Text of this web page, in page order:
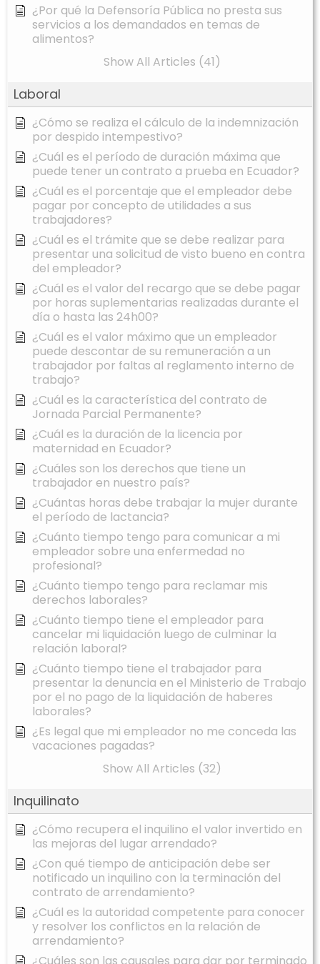
¿Por qué la Defensoría Pública no presta sus
servicios a los demandados en temas de
alimentos?
Show All Articles (41)
Laboral
¿Cómo se realiza el cálculo de la indemnización
por despido intempestivo?
¿Cuál es el período de duración máxima que
puede tener un contrato a prueba en Ecuador?
¿Cuál es el porcentaje que el empleador debe
pagar por concepto de utilidades a sus
trabajadores?
¿Cuál es el trámite que se debe realizar para
presentar una solicitud de visto bueno en contra
del empleador?
¿Cuál es el valor del recargo que se debe pagar
por horas suplementarias realizadas durante el
día o hasta las 24h00?
¿Cuál es el valor máximo que un empleador
puede descontar de su remuneración a un
trabajador por faltas al reglamento interno de
trabajo?
¿Cuál es la característica del contrato de
Jornada Parcial Permanente?
¿Cuál es la duración de la licencia por
maternidad en Ecuador?
¿Cuáles son los derechos que tiene un
trabajador en nuestro país?
¿Cuántas horas debe trabajar la mujer durante
el período de lactancia?
¿Cuánto tiempo tengo para comunicar a mi
empleador sobre una enfermedad no
profesional?
¿Cuánto tiempo tengo para reclamar mis
derechos laborales?
¿Cuánto tiempo tiene el empleador para
cancelar mi liquidación luego de culminar la
relación laboral?
¿Cuánto tiempo tiene el trabajador para
presentar la denuncia en el Ministerio de Trabajo
por el no pago de la liquidación de haberes
laborales?
¿Es legal que mi empleador no me conceda las
vacaciones pagadas?
Show All Articles (32)
Inquilinato
¿Cómo recupera el inquilino el valor invertido en
las mejoras del lugar arrendado?
¿Con qué tiempo de anticipación debe ser
notificado un inquilino con la terminación del
contrato de arrendamiento?
¿Cuál es la autoridad competente para conocer
y resolver los conflictos en la relación de
arrendamiento?